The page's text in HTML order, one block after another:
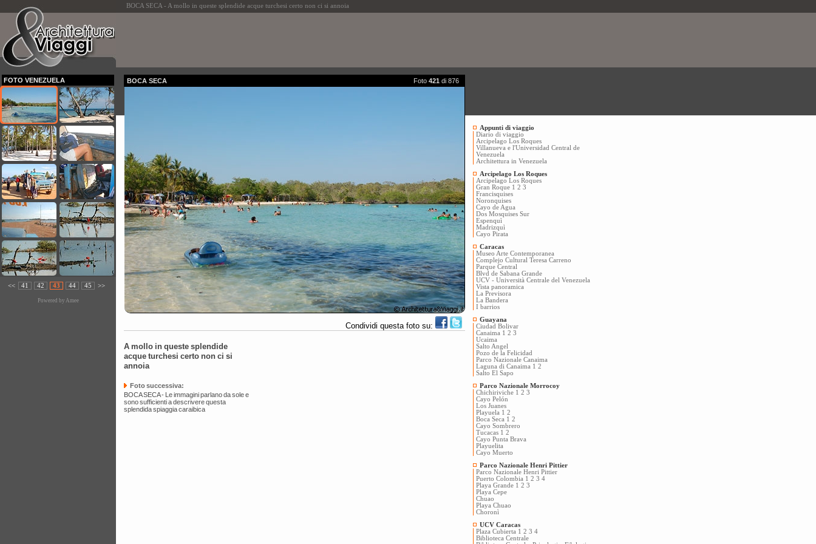
BOCA SECA - A mollo in queste splendide acque turchesi certo non ci si annoia
FOTO VENEZUELA
<< 41 42 43 44 45 >>
Powered by Amee
BOCA SECA Foto 421 di 876
Condividi questa foto su:
A mollo in queste splendide
acque turchesi certo non ci si
annoia
Foto successiva:
BOCA SECA - Le immagini parlano da sole e
sono sufficienti a descrivere questa
splendida spiaggia caraibica
Appunti di viaggio
Diario di viaggio
Arcipelago Los Roques
Villanueva e l'Universidad Central de
Venezuela
Architettura in Venezuela
Arcipelago Los Roques
Arcipelago Los Roques
Gran Roque 1 2 3
Francisquises
Noronquises
Cayo de Agua
Dos Mosquises Sur
Espenquì
Madrizquì
Cayo Pirata
Caracas
Museo Arte Contemporanea
Complejo Cultural Teresa Carreno
Parque Central
Blvd de Sabana Grande
UCV - Università Centrale del Venezuela
Vista panoramica
La Previsora
La Bandera
I barrios
Guayana
Ciudad Bolivar
Canaima 1 2 3
Ucaima
Salto Angel
Pozo de la Felicidad
Parco Nazionale Canaima
Laguna di Canaima 1 2
Salto El Sapo
Parco Nazionale Morrocoy
Chichiriviche 1 2 3
Cayo Pelón
Los Juanes
Playuela 1 2
Boca Seca 1 2
Cayo Sombrero
Tucacas 1 2
Cayo Punta Brava
Playuelita
Cayo Muerto
Parco Nazionale Henri Pittier
Parco Nazionale Henri Pittier
Puerto Colombia 1 2 3 4
Playa Grande 1 2 3
Playa Cepe
Chuao
Playa Chuao
Choronì
UCV Caracas
Plaza Cubierta 1 2 3 4
Biblioteca Centrale